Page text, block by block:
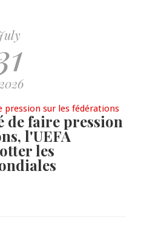
de faire pression
l'UEFA
les